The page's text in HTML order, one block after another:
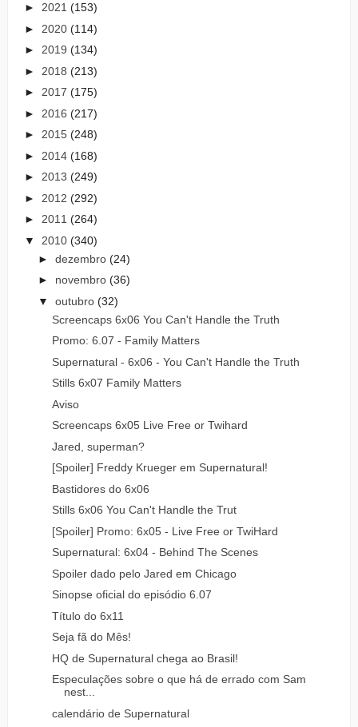
► 2021 (153)
► 2020 (114)
► 2019 (134)
► 2018 (213)
► 2017 (175)
► 2016 (217)
► 2015 (248)
► 2014 (168)
► 2013 (249)
► 2012 (292)
► 2011 (264)
▼ 2010 (340)
► dezembro (24)
► novembro (36)
▼ outubro (32)
Screencaps 6x06 You Can't Handle the Truth
Promo: 6.07 - Family Matters
Supernatural - 6x06 - You Can't Handle the Truth
Stills 6x07 Family Matters
Aviso
Screencaps 6x05 Live Free or Twihard
Jared, superman?
[Spoiler] Freddy Krueger em Supernatural!
Bastidores do 6x06
Stills 6x06 You Can't Handle the Trut
[Spoiler] Promo: 6x05 - Live Free or TwiHard
Supernatural: 6x04 - Behind The Scenes
Spoiler dado pelo Jared em Chicago
Sinopse oficial do episódio 6.07
Título do 6x11
Seja fã do Mês!
HQ de Supernatural chega ao Brasil!
Especulações sobre o que há de errado com Sam
nest...
calendário de Supernatural